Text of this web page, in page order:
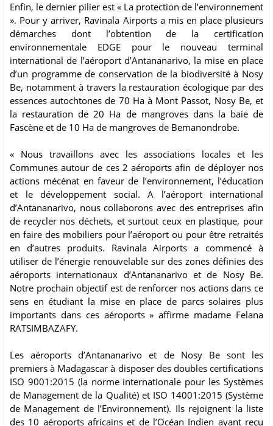
Enfin, le dernier pilier est « La protection de l’environnement
». Pour y arriver, Ravinala Airports a mis en place plusieurs
démarches dont l’obtention de la certification
environnementale EDGE pour le nouveau terminal
international de l’aéroport d’Antananarivo, la mise en place
d’un programme de conservation de la biodiversité à Nosy
Be, notamment à travers la restauration écologique par des
essences autochtones de 70 Ha à Mont Passot, Nosy Be, et
la restauration de 20 Ha de mangroves dans la baie de
Fascène et de 10 Ha de mangroves de Bemanondrobe.
« Nous travaillons avec les associations locales et les
Communes autour de ces 2 aéroports afin de déployer nos
actions mécénat en faveur de l’environnement, l’éducation
et le développement social. A l’aéroport international
d’Antananarivo, nous collaborons avec des entreprises afin
de recycler nos déchets, et surtout ceux en plastique, pour
en faire des mobiliers pour l’aéroport ou pour être retraités
en d’autres produits. Ravinala Airports a commencé à
utiliser de l’énergie renouvelable sur des zones définies des
aéroports internationaux d’Antananarivo et de Nosy Be.
Notre prochain objectif est de renforcer nos actions dans ce
sens en étudiant la mise en place de parcs solaires plus
importants dans ces aéroports » affirme madame Felana
RATSIMBAZAFY.
Les aéroports d’Antananarivo et de Nosy Be sont les
premiers à Madagascar à disposer des doubles certifications
ISO 9001:2015 (la norme internationale pour les Systèmes
de Management de la Qualité) et ISO 14001:2015 (Système
de Management de l’Environnement). Ils rejoignent la liste
des 10 aéroports africains et de l’Océan Indien ayant reçu